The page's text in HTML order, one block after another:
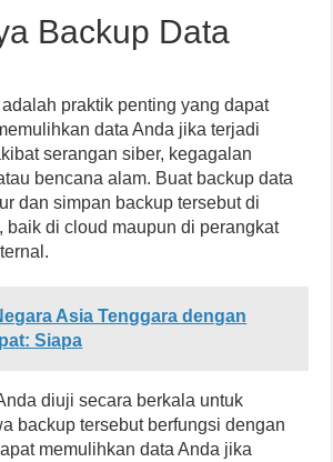
Backup Data
praktik penting yang dapat
data Anda jika terjadi
serangan siber, kegagalan
bencana alam. Buat backup data
dan simpan backup tersebut di
baik di cloud maupun di perangkat
Asia Tenggara dengan
Siapa
diuji secara berkala untuk
backup tersebut berfungsi dengan
memulihkan data Anda jika